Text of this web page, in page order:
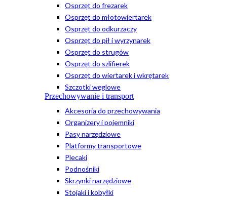
Osprzęt do frezarek
Osprzęt do młotowiertarek
Osprzęt do odkurzaczy
Osprzęt do pił i wyrzynarek
Osprzęt do strugów
Osprzęt do szlifierek
Osprzęt do wiertarek i wkrętarek
Szczotki węglowe
Przechowywanie i transport
Akcesoria do przechowywania
Organizery i pojemniki
Pasy narzędziowe
Platformy transportowe
Plecaki
Podnośniki
Skrzynki narzędziowe
Stojaki i kobyłki